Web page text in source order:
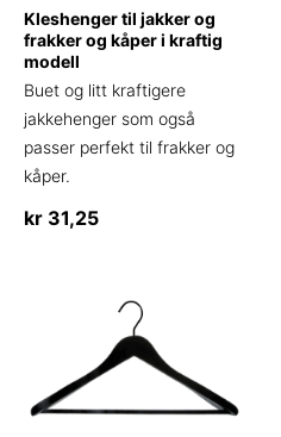
Kleshenger til jakker og
frakker og kåper i kraftig
modell
Buet og litt kraftigere
jakkehenger som også
passer perfekt til frakker og
kåper.
kr31,25
varianter.
Alternativene